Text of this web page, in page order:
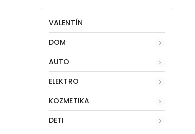
VALENTÍN
DOM
AUTO
ELEKTRO
KOZMETIKA
DETI